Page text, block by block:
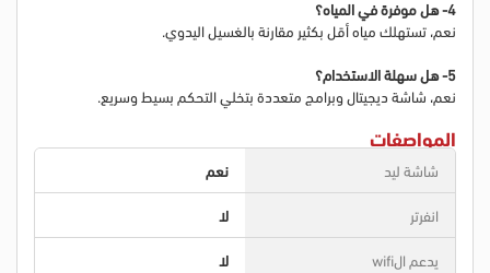
4- هل موفرة في المياه؟
نعم، تستهلك مياه أقل بكثير مقارنة بالغسيل اليدوي.
5- هل سهلة الاستخدام؟
نعم، شاشة ديجيتال وبرامج متعددة بتخلي التحكم بسيط وسريع.
المواصفات
شاشة ليد
نعم
انفرتر
لا
يدعم الwifi
لا